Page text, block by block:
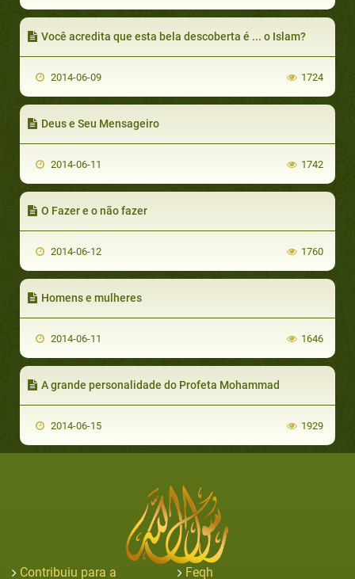
Você acredita que esta bela descoberta é ... o Islam?
2014-06-09 1724
Deus e Seu Mensageiro
2014-06-11 1742
O Fazer e o não fazer
2014-06-12 1760
Homens e mulheres
2014-06-11 1646
A grande personalidade do Profeta Mohammad
2014-06-15 1929
Contribuiu para a Feqh